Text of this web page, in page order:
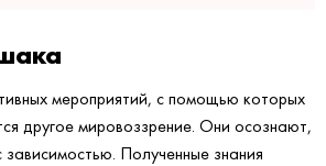
мероприятий, с помощью которых
другое мировоззрение. Они осознают,
зависимостью. Полученные знания